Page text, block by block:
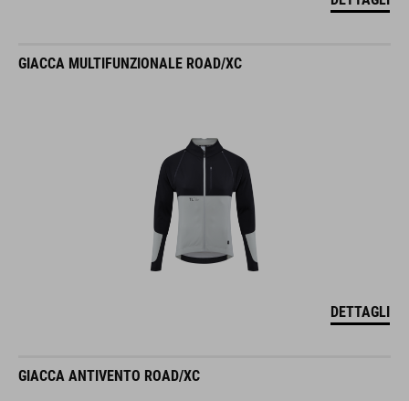
GIACCA MULTIFUNZIONALE ROAD/XC
DETTAGLI
GIACCA ANTIVENTO ROAD/XC